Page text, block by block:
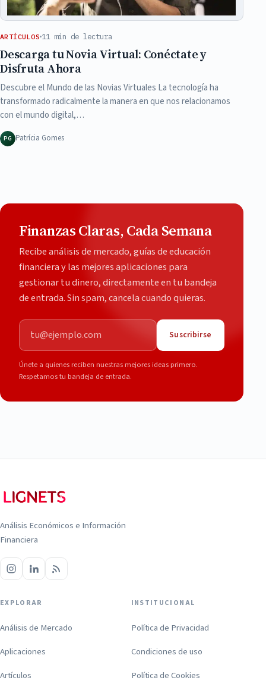
ARTÍCULOS 11 min de lectura
Descarga tu Novia Virtual: Conéctate y
Disfruta Ahora
Descubre el Mundo de las Novias Virtuales La tecnología ha
transformado radicalmente la manera en que nos relacionamos
con el mundo digital,…
PG Patrícia Gomes
Finanzas Claras, Cada Semana
Recibe análisis de mercado, guías de educación
financiera y las mejores aplicaciones para
gestionar tu dinero, directamente en tu bandeja
de entrada. Sin spam, cancela cuando quieras.
Correo electrónico
Suscribirse
Únete a quienes reciben nuestras mejores ideas primero.
Respetamos tu bandeja de entrada.
Análisis Económicos e Información
Financiera
EXPLORAR
Análisis de Mercado
Aplicaciones
Artículos
INSTITUCIONAL
Política de Privacidad
Condiciones de uso
Política de Cookies